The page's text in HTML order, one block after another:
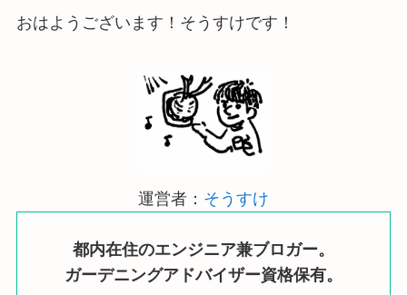
おはようございます！そうすけです！
運営者： そうすけ
都内在住のエンジニア兼ブロガー。
ガーデニングアドバイザー資格保有。